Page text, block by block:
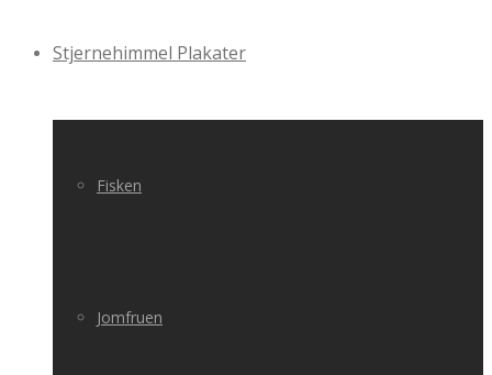
Stjernehimmel Plakater
Fisken
Jomfruen